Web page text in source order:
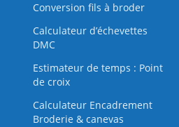
Conversion fils à broder
Calculateur d’échevettes
DMC
Estimateur de temps : Point
de croix
Calculateur Encadrement
Broderie & canevas